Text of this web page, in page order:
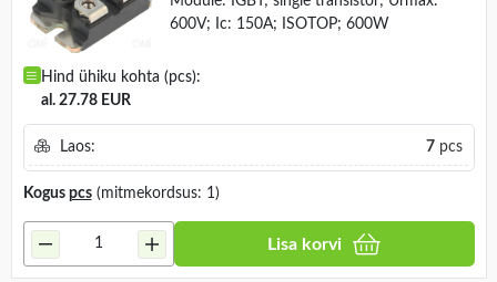
600V; Ic: 150A; ISOTOP; 600W
Hind ühiku kohta (pcs):
al. 27.78 EUR
Laos: 7pcs
Kogus pcs(mitmekordsus: 1)
Lisa korvi